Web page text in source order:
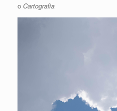
o Cartografia